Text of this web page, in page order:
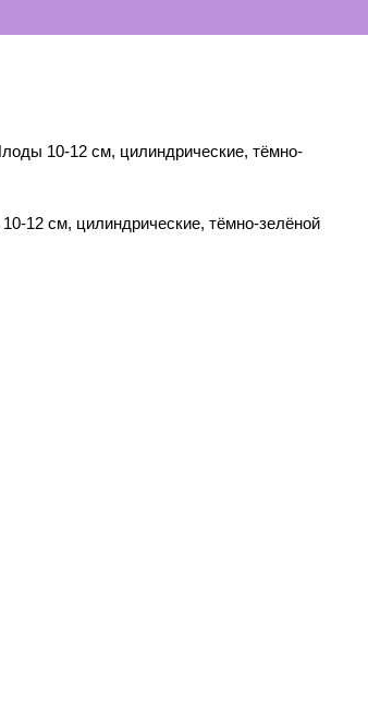
10-12 см, цилиндрические, тёмно-
12 см, цилиндрические, тёмно-зелёной